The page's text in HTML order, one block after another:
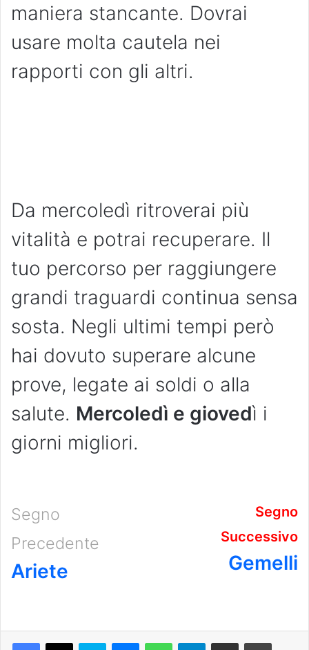
maniera stancante. Dovrai
usare molta cautela nei
rapporti con gli altri.
Da mercoledì ritroverai più
vitalità e potrai recuperare. Il
tuo percorso per raggiungere
grandi traguardi continua sensa
sosta. Negli ultimi tempi però
hai dovuto superare alcune
prove, legate ai soldi o alla
salute. Mercoledì e giovedì i
giorni migliori.
Segno
Precedente
Ariete
Segno
Successivo
Gemelli